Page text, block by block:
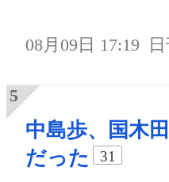
08月09日 17:19
中島歩、国木
だった
31